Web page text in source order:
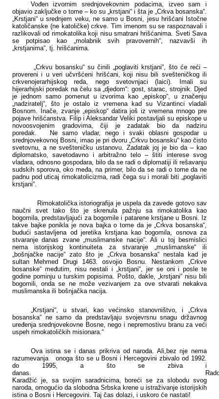
Vođen izvornim srednjovekovnim podacima, izveo sam i
objavio zaključke o tome – ko su „krstjani“ i šta je „Crkva bosanska“.
„Krstjani“ u srednjem veku, ne samo u Bosni, jesu hrišćani Istočne
katoličanske (ne katoličke) crkve. Tim imenom su se raspoznavali i
razlikovali od rimokatolika koji nisu smatrani hrišćanima. Sveti Sava
se potpisao kao „molabnik svih pravovernih“, nazvavši ih
„krstjanima“, tj. hrišćanima.
„Crkvu bosansku“ su činili „poglaviti krstjani“, što će reći –
provereni i u veri učvršćeni hrišćani, koji nisu bili svešteničkog ili
crkvenojerarhijskog reda, nego svetovnjaci (laici). Imali su
hijerarhijski poredak na čelu sa „djedom“: gost, starac, strojnik. Djed
je jednom samo pomenut u izvorima kao „episkop“, u značenju
„nadziratelj“, što je ostalo iz vremena kad su Vizantinci vladali
Bosnom. Inače, zvanje „episkop“ datira još iz vremena mnogo pre
pojave hrišćanstva. Filip i Aleksandar Veliki postavljali su episkope u
novoosvojenim gradovima, čiji je zadatak bio da nadziru
poredak. Ne samo vladar, nego i svaki oblasni gospodar u
srednjovekovnoj Bosni, imao je pri dvoru „Crkvu bosansku“ kao čisto
svetovnu, a ne svešteničku ustanovu. Zadatak joj je bio da – kao
diplomatsko, savetodavno i arbitražno telo – štiti interese svog
vladara, odnosno gospodara, bilo da se radi o diplomatiji ili rešavanju
sudskih sporova, oko međa, na primer, bilo da se radi o tome da ne
padnu pod uticaj rimokatolicizma, radi čega su i morali biti „poglaviti
krstjani“.
Rimokatolička istoriografija je uspela da zavede gotovo sav
naučni svet tako što je skrenula pažnju sa rimokatolika kao
bogomila, predstavljajući za bogomile i patarene krstjane u Bosni. Iz
takve bajke ponikla je nova bajka o tome da je „Crkva bosanska“,
budući sastavljena od jeretika krstjana kao bogomila, osnova za
stvaranje danas zvane „muslimanske nacije“. Ali u toj besmislici
nema istorijskog kontinuiteta za stvaranje „muslimanske“ ili
„bošnjačke nacije“ zato što je „Crkva bosanska“ nestala kad je
sultan Mehmed Drugi 1463. osvojio Bosnu. Nestankom „Crkve
bosanske“ međutim, nisu nestali i „krstjani“, jer se oni i posle te
godine pominju u turskim popisima. Pošto, dakle, „krstjani“ nisu bili
bogomili, onda se ne može vezivanjem za ove stvarati nekakva
muslimanska ili bošnjačka nacija.
„Krstjani“, u stvari, kao većinsko stanovništvo, i „Crkva
bosanska“ ne samo da predstavljaju svojevrsnu snagu državnog
uređenja srednjovekovne Bosne, nego i nepremostivu branu za veći
uspeh rimokatoličkih misionara.“
Ova istina se i danas prikriva od naroda. Ali,bez nje nema
razumevanja
onoga što se u Bosni i Hercegovini zbivalo od 1992.
do 1995, a što se zbiva i
danas.
Karadžić je, sa svojim saradnicima, boreći se za slobodu svog
naroda, omogućio da slobodna Srbska krene u istraživanje istorijskih
istina o Bosni i Hercegovini. Taj čas dolazi, i uskoro će nastati!